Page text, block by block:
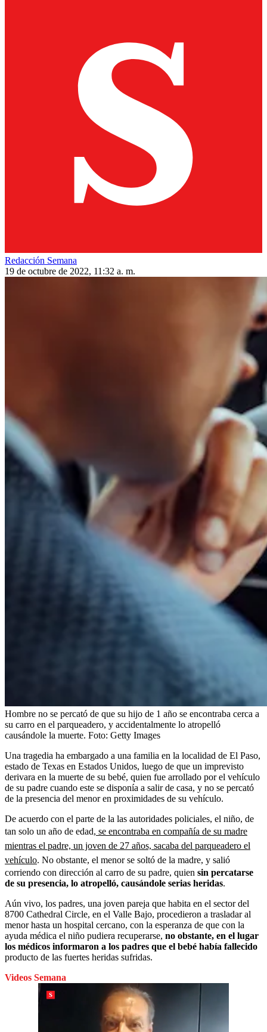
Redacción Semana
19 de octubre de 2022, 11:32 a. m.
Hombre no se percató de que su hijo de 1 año se encontraba cerca a
su carro en el parqueadero, y accidentalmente lo atropelló
causándole la muerte. Foto: Getty Images
Una tragedia ha embargado a una familia en la localidad de El Paso,
estado de Texas en Estados Unidos, luego de que un imprevisto
derivara en la muerte de su bebé, quien fue arrollado por el vehículo
de su padre cuando este se disponía a salir de casa, y no se percató
de la presencia del menor en proximidades de su vehículo.
De acuerdo con el parte de la las autoridades policiales, el niño, de
tan solo un año de edad, se encontraba en compañía de su madre
mientras el padre, un joven de 27 años, sacaba del parqueadero el
vehículo. No obstante, el menor se soltó de la madre, y salió
corriendo con dirección al carro de su padre, quien sin percatarse
de su presencia, lo atropelló, causándole serias heridas.
Aún vivo, los padres, una joven pareja que habita en el sector del
8700 Cathedral Circle, en el Valle Bajo, procedieron a trasladar al
menor hasta un hospital cercano, con la esperanza de que con la
ayuda médica el niño pudiera recuperarse, no obstante, en el lugar
los médicos informaron a los padres que el bebé había fallecido
producto de las fuertes heridas sufridas.
Videos Semana